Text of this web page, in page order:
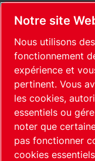
Plan du site
Notre site
Nous utilisons
fonctionnement
expérience et
pertinent. Vous
les cookies,
essentiels ou
noter que
pas fonctionner
cookies